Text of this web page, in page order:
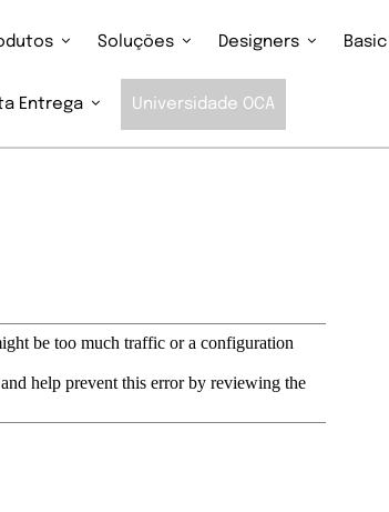
Soluções Designers Basic
Entrega Universidade OCA